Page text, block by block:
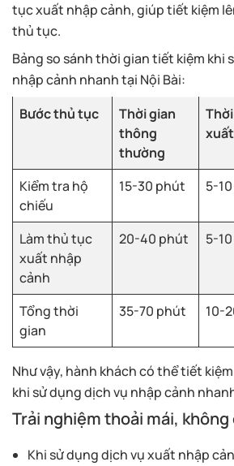
tục xuất nhập cảnh, giúp tiết kiệm
thủ tục.
Bảng so sánh thời gian tiết kiệm khi
nhập cảnh nhanh tại Nội Bài:
Bước thủ tục
Thời gian
thông
thường
Kiểm tra hộ
chiếu
15-30 phút 5-
Làm thủ tục
xuất nhập
cảnh
20-40 phút 5-
Tổng thời
gian
35-70 phút 10-
Như vậy, hành khách có thể tiết
khi sử dụng dịch vụ nhập cảnh
Trải nghiệm thoải mái,
Khi sử dụng dịch vụ xuất nhập